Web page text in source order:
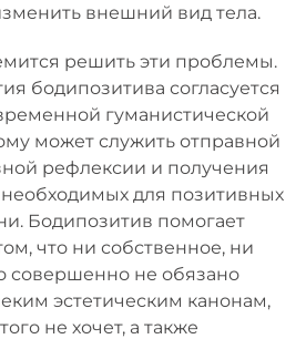
внешний вид тела.
решить эти проблемы.
бодипозитива согласуется
гуманистической
может служить отправной
рефлексии и получения
для позитивных
Бодипозитив помогает
что ни собственное, ни
совершенно не обязано
эстетическим канонам,
не хочет, а также